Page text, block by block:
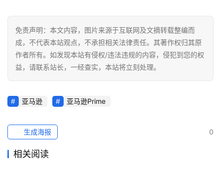
免责声明：本文内容，图片来源于互联网及文摘转载整编而
成，不代表本站观点，不承担相关法律责任。其著作权归其原
作者所有。如发现本站有侵权/违法违规的内容，侵犯到您的权
益，请联系站长，一经查实，本站将立刻处理。
亚马逊 亚马逊Prime
0
生成海报
相关阅读